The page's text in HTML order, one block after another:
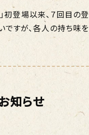
初登場以来、７回目の登
すが、各人の持ち味を
知らせ